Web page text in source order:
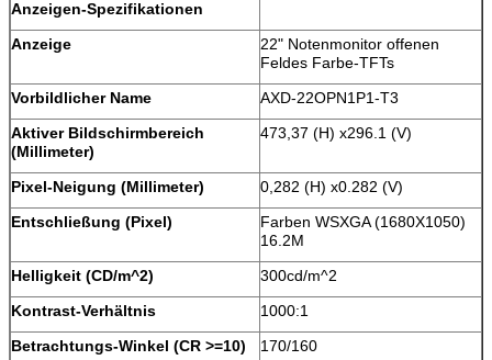
Anzeigen-Spezifikationen
Anzeige
22" Notenmonitor offenen
Feldes Farbe-TFTs
Vorbildlicher Name
AXD-22OPN1P1-T3
Aktiver Bildschirmbereich
(Millimeter)
473,37 (H) x296.1 (V)
Pixel-Neigung (Millimeter)
0,282 (H) x0.282 (V)
Entschließung (Pixel)
Farben WSXGA (1680X1050)
16.2M
Helligkeit (CD/m^2)
300cd/m^2
Kontrast-Verhältnis
1000:1
Betrachtungs-Winkel (CR >=10)
170/160